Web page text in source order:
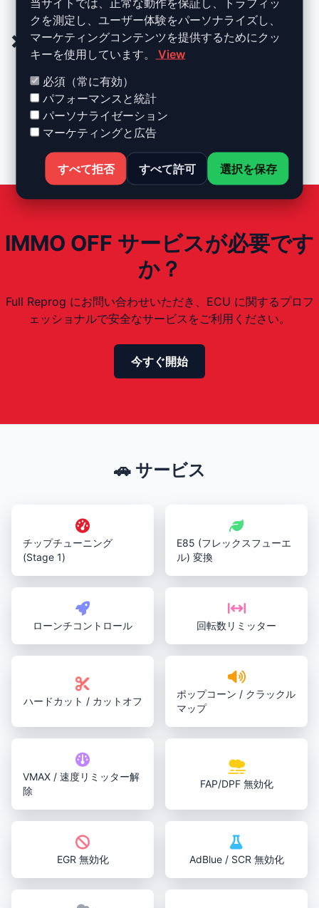
中古 ECU を使用する際に便利
❌ 欠点とリスク
車両セキュリティの低下
盗難リスクの増加
専門知識が必要
専門的な経験がない場合は推奨されない
IMMO OFF サービスが必要です
か？
Full Reprog にお問い合わせいただき、ECU に関するプロフ
ェッショナルで安全なサービスをご利用ください。
今すぐ開始
🚗 サービス
チップチューニング
(Stage 1)
E85 (フレックスフューエ
ル) 変換
ローンチコントロール 回転数リミッター
ハードカット / カットオフ
ポップコーン / クラックル
マップ
VMAX / 速度リミッター解
除
FAP/DPF 無効化
EGR 無効化 AdBlue / SCR 無効化
クを測定し、ユーザー体験をパーソナライズし、
マーケティングコンテンツを提供するためにクッ
キーを使用しています。
View
必須（常に有効）
パフォーマンスと統計
パーソナライゼーション
マーケティングと広告
すべて拒否 すべて許可 選択を保存